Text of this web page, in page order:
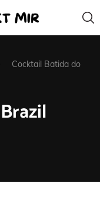
Cocktail Batida do